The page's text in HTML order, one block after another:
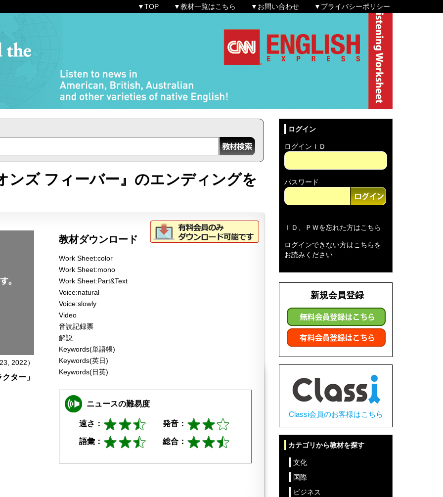
▼プライバシーポリシー
▼お問い合わせ
▼教材一覧はこちら
▼TOP
ログイン
ログインＩＤ
パスワード
ＩＤ、ＰＷを忘れた方はこちら
ログインできない方はこちらを
お読みください
新規会員登録
Classi会員のお客様はこちら
カテゴリから教材を探す
文化
国際
ビジネス
ンズ フィーバー』のエンディングを
2022）
ター」
教材ダウンロード
Work Sheet:color
Work Sheet:mono
Work Sheet:Part&Text
Voice:natural
Voice:slowly
Video
音読記録票
解説
Keywords(単語帳)
Keywords(英日)
Keywords(日英)
ニュースの難易度
速さ： 発音：
語彙： 総合：